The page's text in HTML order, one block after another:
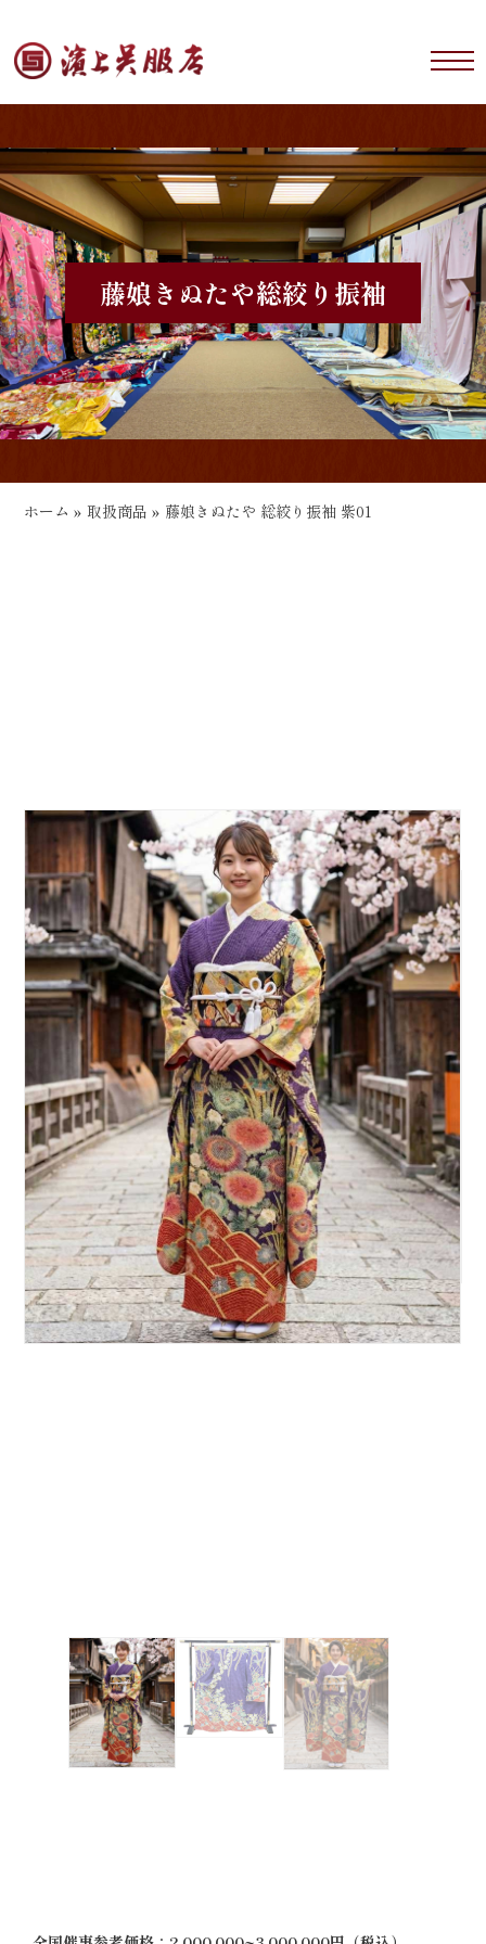
藤娘きぬたや総絞り振袖
ホーム »取扱商品 » 藤娘きぬたや 総絞り振袖 紫01